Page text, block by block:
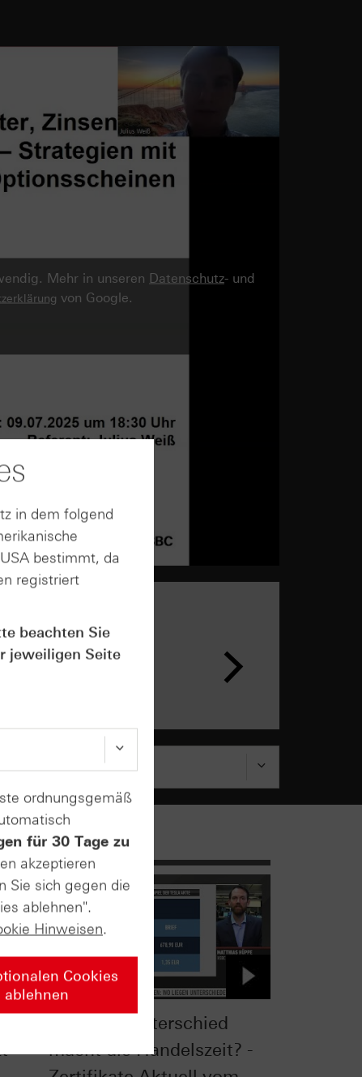
Mehr in unseren Datenschutz- und
von Google.
Welchen Unterschied
macht die Handelszeit? -
in dem folgend
bestimmt, da
registriert
beachten Sie
jeweiligen Seite
ordnungsgemäß
für 30 Tage zu
akzeptieren
Sie sich gegen die
ablehnen".
Hinweisen.
Cookies
ablehnen